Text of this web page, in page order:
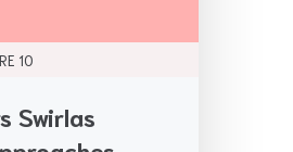
10
Swirlas